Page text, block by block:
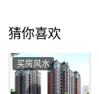
猜你喜欢
买房风水